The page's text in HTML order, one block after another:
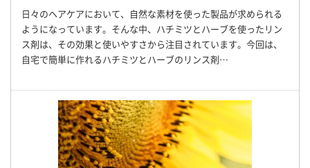
日々のヘアケアにおいて、自然な素材を使った製品が求められる
ようになっています。そんな中、ハチミツとハーブを使ったリン
ス剤は、その効果と使いやすさから注目されています。今回は、
自宅で簡単に作れるハチミツとハーブのリンス剤…